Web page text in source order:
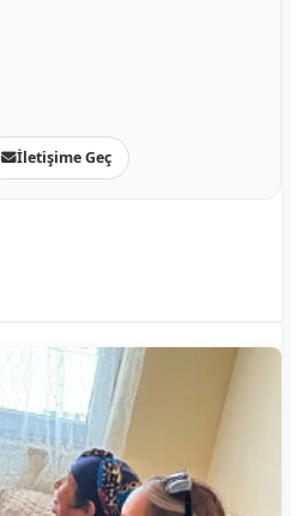
İletişime Geç